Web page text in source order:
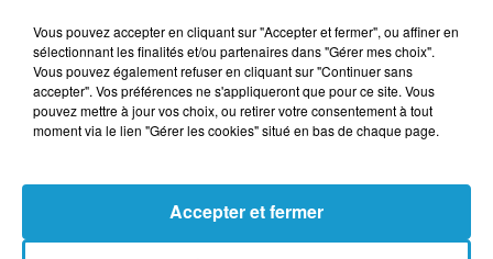
LIVRET A, FACTURE D'ÉLECTRICITÉ,
Vous pouvez accepter en cliquant sur "Accepter et fermer", ou affiner en
sélectionnant les finalités et/ou partenaires dans "Gérer mes choix".
Vous pouvez également refuser en cliquant sur "Continuer sans
accepter". Vos préférences ne s'appliqueront que pour ce site. Vous
pouvez mettre à jour vos choix, ou retirer votre consentement à tout
moment via le lien "Gérer les cookies" situé en bas de chaque page.
Accepter et fermer